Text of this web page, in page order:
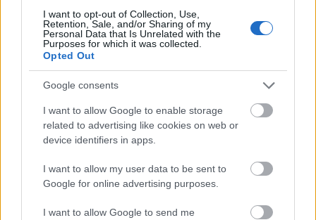
I want to opt-out of Collection, Use,
Retention, Sale, and/or Sharing of my
Personal Data that Is Unrelated with the
Purposes for which it was collected.
Opted Out
Google consents
I want to allow Google to enable storage
related to advertising like cookies on web or
device identifiers in apps.
I want to allow my user data to be sent to
Google for online advertising purposes.
I want to allow Google to send me
Μόλις 90 λεπτά με το τρένο από την Κοπεγχάγη βρίσκεται το
Όντενσε, η τρίτη μεγαλύτερη πόλη στη Δανία και γενέτειρα του
Λιουμπλιάνα, Σλοβενία